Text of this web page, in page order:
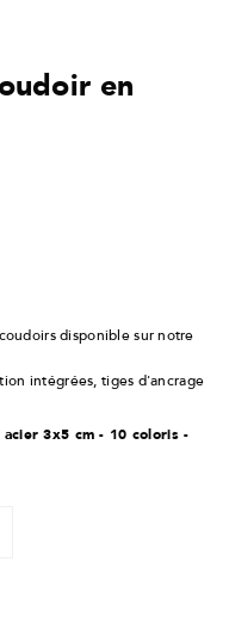
en
disponible sur notre
intégrées, tiges d'ancrage
3x5 cm - 10 coloris -